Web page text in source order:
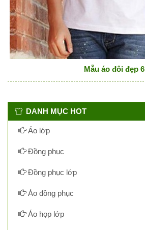
Mẫu áo đôi đẹp 6
DANH MỤC HOT
Áo lớp
Đồng phục
Đồng phục lớp
Áo đồng phục
Áo họp lớp